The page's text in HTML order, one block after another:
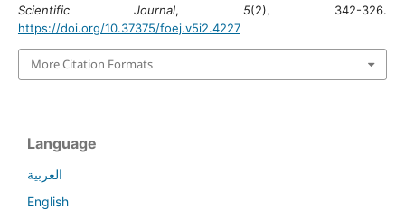
Scientific Journal,5(2), 342-326.
https://doi.org/10.37375/foej.v5i2.4227
More Citation Formats
Language
العربية
English